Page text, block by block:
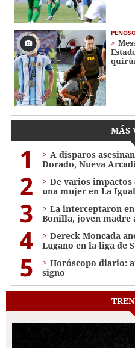
MÁS
1
A disparos
Dorado, Nueva
2
De varios
una mujer en La
3
La interceptaron
Bonilla, joven madre
4
Dereck Moncada
Lugano en la liga de
5
Horóscopo diario:
signo